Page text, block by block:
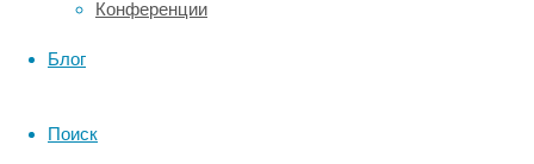
Конференции
Блог
Поиск
Частью